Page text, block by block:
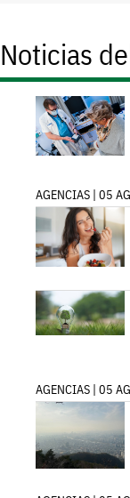
Noticias
AGENCIAS | 05
AGENCIAS | 05